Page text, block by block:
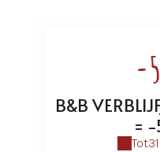
-
B&B
=
Tot